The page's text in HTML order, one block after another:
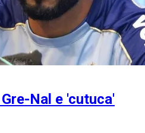
Nal e 'cutuca'